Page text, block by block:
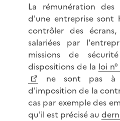
La rémunération
d'une entreprise sont
contrôler des
salariées par
missions de
dispositions de la loi
ne sont pas à
d'imposition de la
cas par exemple des
qu'il est précisé au